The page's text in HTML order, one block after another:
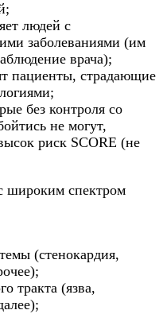
людей с
заболеваниями (им
врача);
пациенты, страдающие
без контроля со
не могут,
риск SCORE (не
широким спектром
(стенокардия,
тракта (язва,